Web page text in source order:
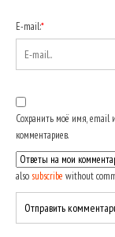
E-mail:*
Сохранить моё имя, email
комментариев.
also subscribe without